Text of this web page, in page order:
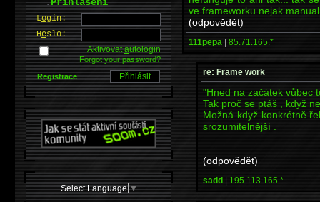
ve frameworku nejak
(odpovědět)
111pepa | 85.71.165.*
re: Frame work
"Hned na začátek vůbec
Tak proč se ptáš , když
Možná když konkrétně
srozumitelnější .
(odpovědět)
sadd | 195.113.165.*
Login:
Heslo:
Aktivovatautologin
Forgot your password?
Registrace
Select Language ▼